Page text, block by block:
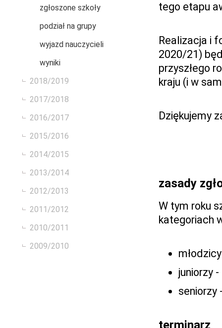
zgłoszone szkoły
podział na grupy
wyjazd nauczycieli
wyniki
2018/2019
2017/2018
2016/2017
2015/2016
2014/2015
2013/2014
2012/2013
2011/2012
2010/2011
2009/2010
tego etapu
Realizacja i
2020/21)
przyszłego
kraju (i w
Dziękujemy
zasady
W tym roku
kategoriach
juniorzy
seniorzy
terminarz